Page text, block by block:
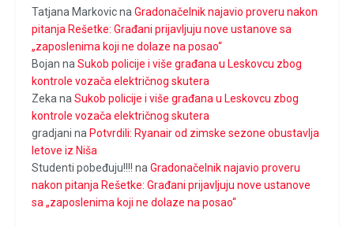
Tatjana Markovicna Gradonačelnik najavio proveru nakon
pitanja Rešetke: Građani prijavljuju nove ustanove sa
„zaposlenima koji ne dolaze na posao“
Bojan na Sukob policije i više građana u Leskovcu zbog
kontrole vozača električnog skutera
Zeka na Sukob policije i više građana u Leskovcu zbog
kontrole vozača električnog skutera
gradjani na Potvrdili: Ryanair od zimske sezone obustavlja
letove iz Niša
Studenti pobeđuju!!!! na Gradonačelnik najavio proveru
nakon pitanja Rešetke: Građani prijavljuju nove ustanove
sa „zaposlenima koji ne dolaze na posao“